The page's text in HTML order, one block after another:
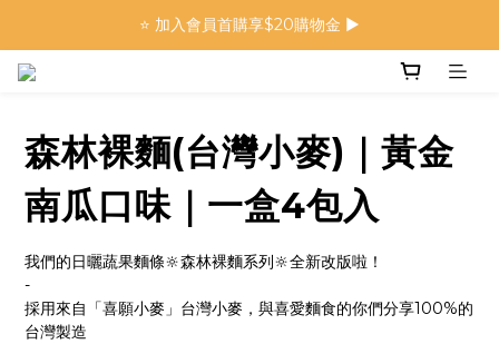
🍜 限量下單即贈 ▶︎ 南瓜x麻油拌麵1包(登入會員)
⭐️ 加入會員首購享$20購物金 ▶︎
🍜 限量下單即贈 ▶︎ 南瓜x麻油拌麵1包(登入會員)
森林裸麵(台灣小麥)｜黃金
南瓜口味｜一盒4包入
我們的日曬蔬果麵條🔆森林裸麵系列🔆全新改版啦！
-
採用來自「喜願小麥」台灣小麥，與喜愛麵食的你們分享100%的
台灣製造